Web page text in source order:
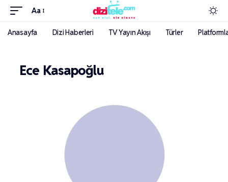
Aa
Anasayfa Dizi Haberleri TV Yayın Akışı Türler
Ece Kasapoğlu